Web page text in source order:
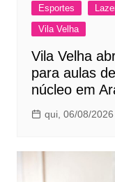
Esportes
Vila Velha
Vila Velha
para aulas
núcleo em
qui, 06/08/2026